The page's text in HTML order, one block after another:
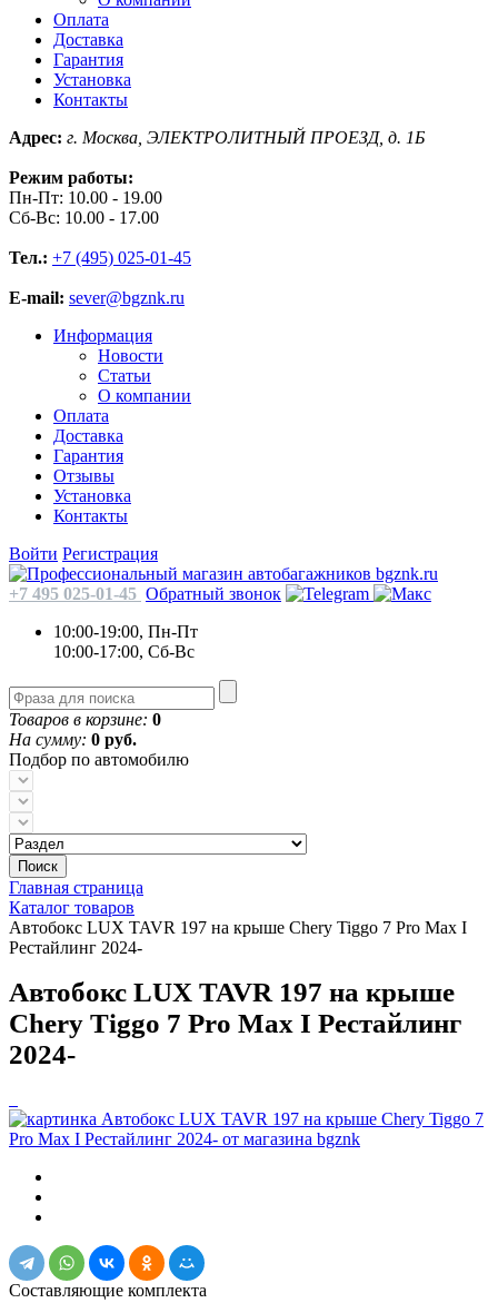
Оплата
Доставка
Гарантия
Установка
Контакты
Адрес: г. Москва, ЭЛЕКТРОЛИТНЫЙ ПРОЕЗД, д. 1Б
Режим работы:
Пн-Пт: 10.00 - 19.00
Сб-Вс: 10.00 - 17.00
Тел.: +7 (495) 025-01-45
E-mail: sever@bgznk.ru
Информация
Новости
Статьи
О компании
Оплата
Доставка
Гарантия
Отзывы
Установка
Контакты
Войти Регистрация
+7 495 025-01-45 Обратный звонок
10:00-19:00, Пн-Пт
10:00-17:00, Сб-Вс
Товаров в корзине: 0
На сумму: 0 руб.
Подбор по автомобилю
Поиск
Главная страница
Каталог товаров
Автобокс LUX TAVR 197 на крыше Chery Tiggo 7 Pro Max I
Рестайлинг 2024-
Автобокс LUX TAVR 197 на крыше
Chery Tiggo 7 Pro Max I Рестайлинг
2024-
Составляющие комплекта